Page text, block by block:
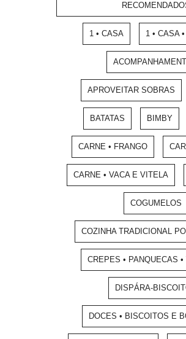
1 • CASA 1 • CASA
APROVEITAR SOBRAS
BATATAS BIMBY
CARNE • FRANGO
CARNE • VACA E VITELA
COGUMELOS
COZINHA TRADICIONAL
CREPES • PANQUECAS
DISPÁRA-
DOCES • BISCOITOS E